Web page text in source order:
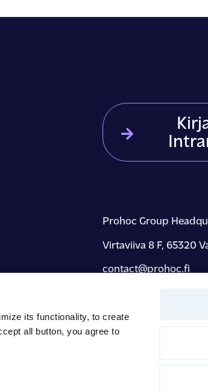
its functionality, to create
all button, you agree to
Prohoc Group
Virtaviiva 8 F, 65320
contact@prohoc.fi
Sijainnit &